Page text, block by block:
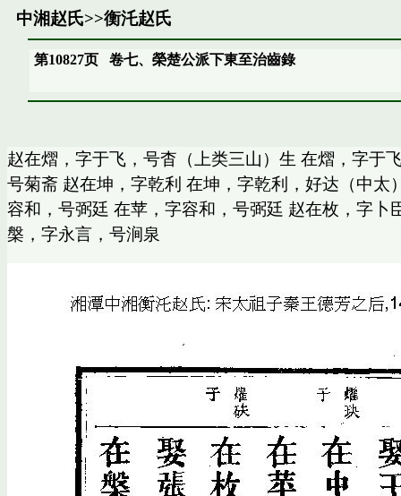
中湘赵氏>>衡汑赵氏
第10827页卷七、榮楚公派下東至治齒錄
赵在熠，字于飞，号杳（上类三山）生 在熠，字于
号菊斋 赵在坤，字乾利 在坤，字乾利，好达（中
容和，号弼廷 在苹，字容和，号弼廷 赵在枚，字
槃，字永言，号涧泉